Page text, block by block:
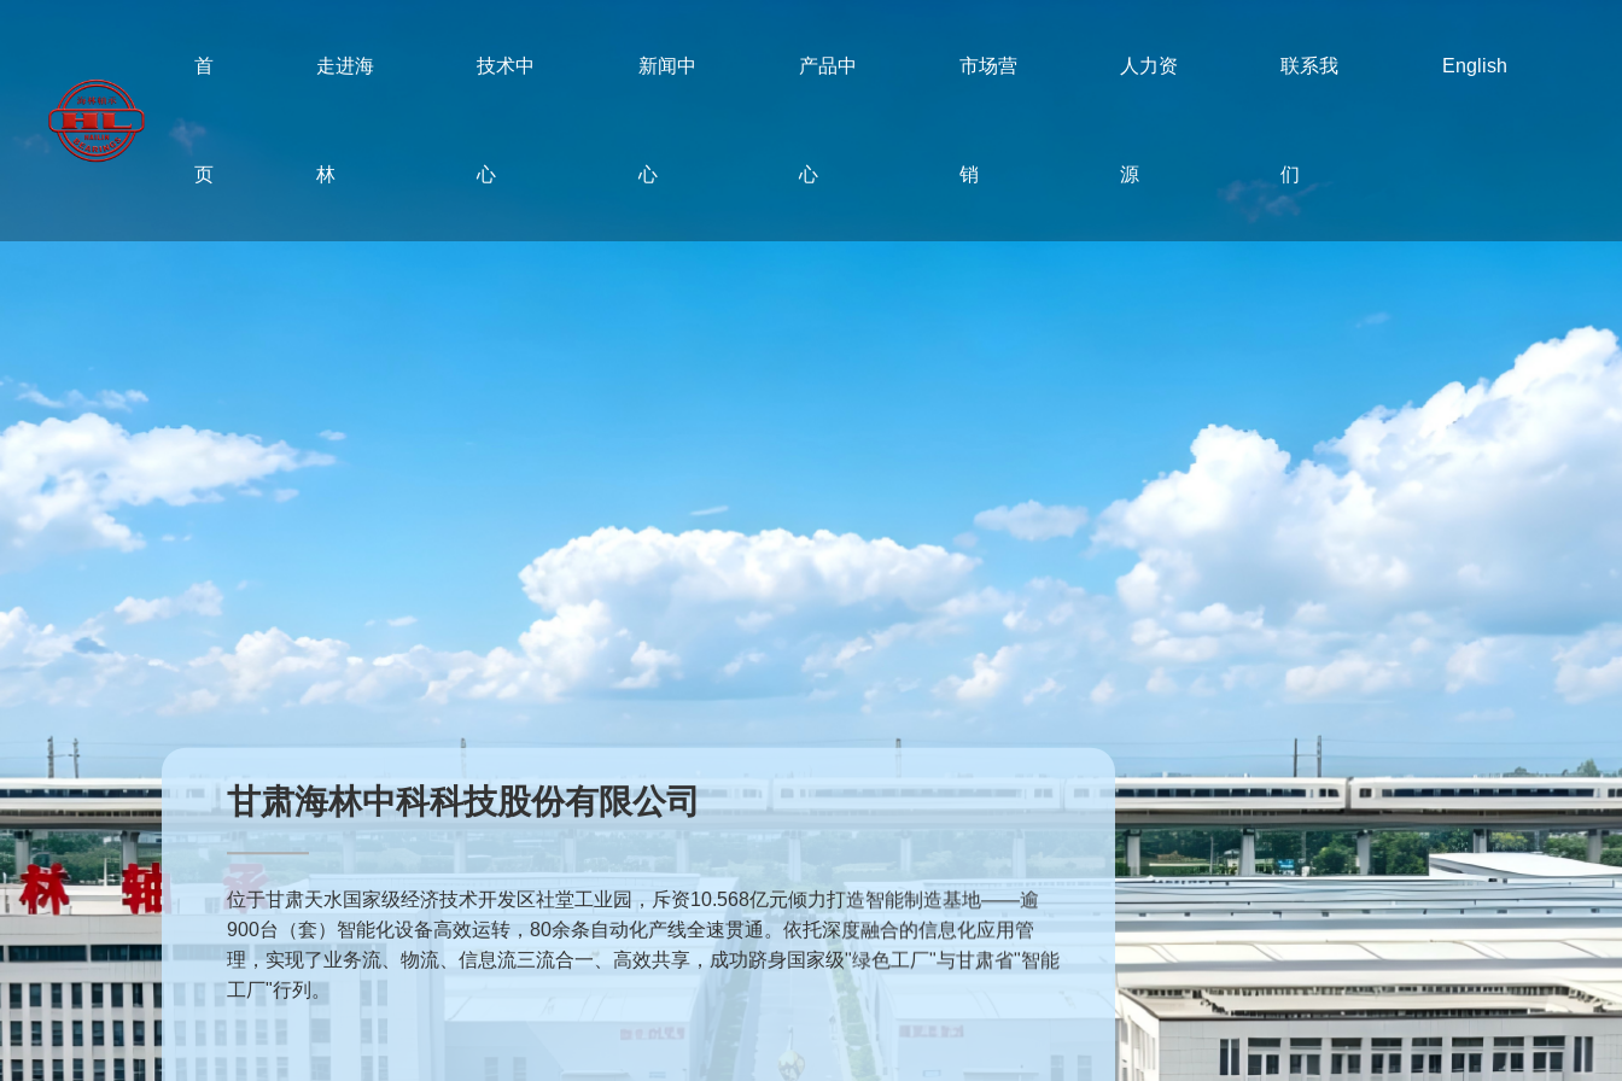
首
页
走进海
林
技术中
心
新闻中
心
产品中
心
市场营
销
人力资
源
联系我
们
English
位于甘肃天水国家级经济技术开发区社堂工业园，斥资10.568亿元倾力打造智能制造基地——逾
900台（套）智能化设备高效运转，80余条自动化产线全速贯通。依托深度融合的信息化应用管
理，实现了业务流、物流、信息流三流合一、高效共享，成功跻身国家级"绿色工厂"与甘肃省"智能
工厂"行列。
国家制造业单项冠军产品